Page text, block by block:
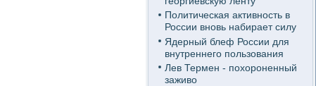
Политическая активность в
России вновь набирает силу
Ядерный блеф России для
внутреннего пользования
Лев Термен - похороненный
заживо